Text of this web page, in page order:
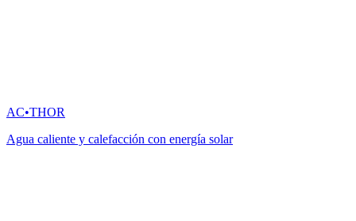
AC•THOR
Agua caliente y calefacción con energía solar